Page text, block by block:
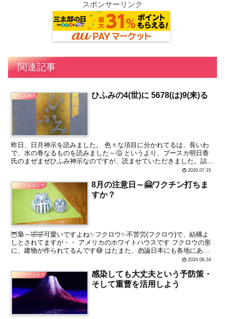
スポンサーリンク
関連記事
ひふみ神示 ひふみの4(世)に 5678(は)9(来)る
昨日、日月神示を読みました。 色々な項目に分かれてるは、長いわ
で、水の巻なるものを読みました～🤔 というより、ブースカ明日香
氏のまぜまぜひふみ神示なのですが、読ませていただきました。詰ま
りながら(つまったりしてはいけないようですが😅)たどた... 2020.07.15
インフルエンザ
8月の注意日～🤗ワクチン打ちま
すか？
🦉梟～🤣🤣可愛いですよね✨フクロウ✨不苦労(フクロウ)で、結構よ
しとされてますが・・ アメリカのホワイトハウスです フクロウの形
に、建物が作られてるんです😅 はたまた、勿論日本にも各地にあり
2020.08.24
コロナウィルス
感染しても大丈夫という予防策・
そして重曹を活用しよう